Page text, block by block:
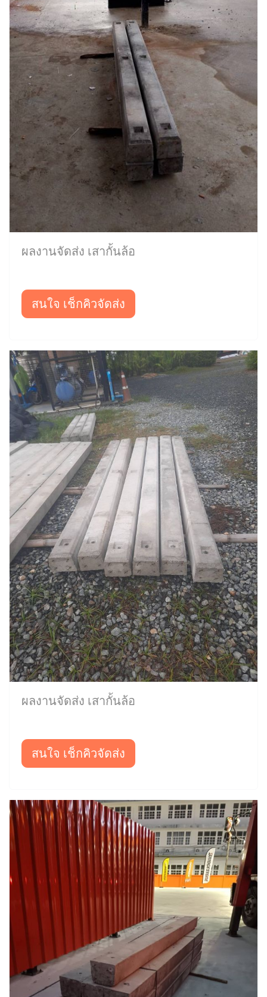
ผลงานจัดส่ง เสากั้นล้อ
สนใจ เช็กคิวจัดส่ง
ผลงานจัดส่ง เสากั้นล้อ
สนใจ เช็กคิวจัดส่ง